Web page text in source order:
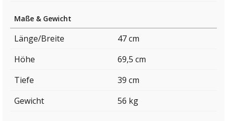
Maße & Gewicht
Länge/Breite
47 cm
Höhe
69,5 cm
Tiefe
39 cm
Gewicht
56 kg